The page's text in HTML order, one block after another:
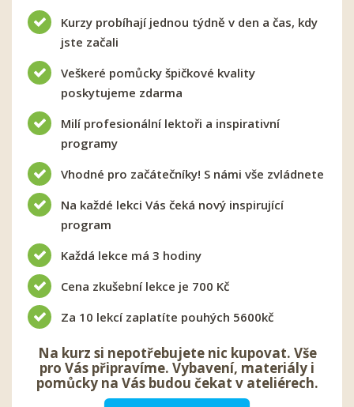
Kurzy probíhají jednou týdně v den a čas, kdy
jste začali
Veškeré pomůcky špičkové kvality
poskytujeme zdarma
Milí profesionální lektoři a inspirativní
programy
Vhodné pro začátečníky! S námi vše zvládnete
Na každé lekci Vás čeká nový inspirující
program
Každá lekce má 3 hodiny
Cena zkušební lekce je 700 Kč
Za 10 lekcí zaplatíte pouhých 5600kč
Na kurz si nepotřebujete nic kupovat. Vše
pro Vás připravíme. Vybavení, materiály i
pomůcky na Vás budou čekat v ateliérech.